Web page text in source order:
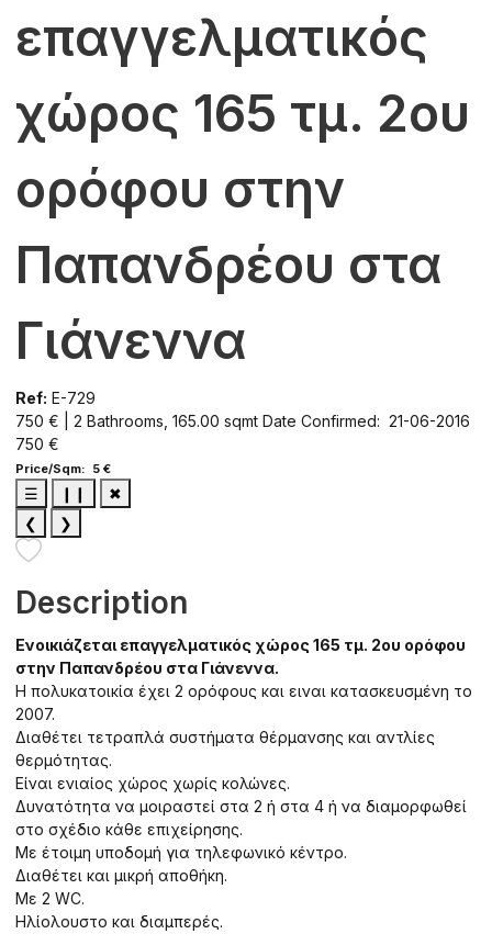
επαγγελματικός
χώρος 165 τμ. 2ου
ορόφου στην
Παπανδρέου στα
Γιάνεννα
Ref: E-729
750 € | 2 Bathrooms, 165.00 sqmt Date Confirmed: 21-06-2016
750 €
Price/Sqm: 5 €
☰ ❙❙
✖
❮
❯
Description
Ενοικιάζεται επαγγελματικός χώρος 165 τμ. 2ου ορόφου
στην Παπανδρέου στα Γιάνεννα.
Η πολυκατοικία έχει 2 ορόφους και ειναι κατασκευσμένη το
2007.
Διαθέτει τετραπλά συστήματα θέρμανσης και αντλίες
θερμότητας.
Είναι ενιαίος χώρος χωρίς κολώνες.
Δυνατότητα να μοιραστεί στα 2 ή στα 4 ή να διαμορφωθεί
στο σχέδιο κάθε επιχείρησης.
Με έτοιμη υποδομή για τηλεφωνικό κέντρο.
Διαθέτει και μικρή αποθήκη.
Με 2 WC.
Ηλίολουστο και διαμπερές.